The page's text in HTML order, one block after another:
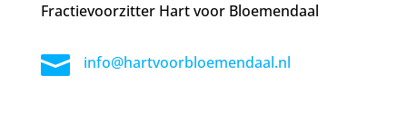
Fractievoorzitter Hart voor Bloemendaal
 info@hartvoorbloemendaal.nl